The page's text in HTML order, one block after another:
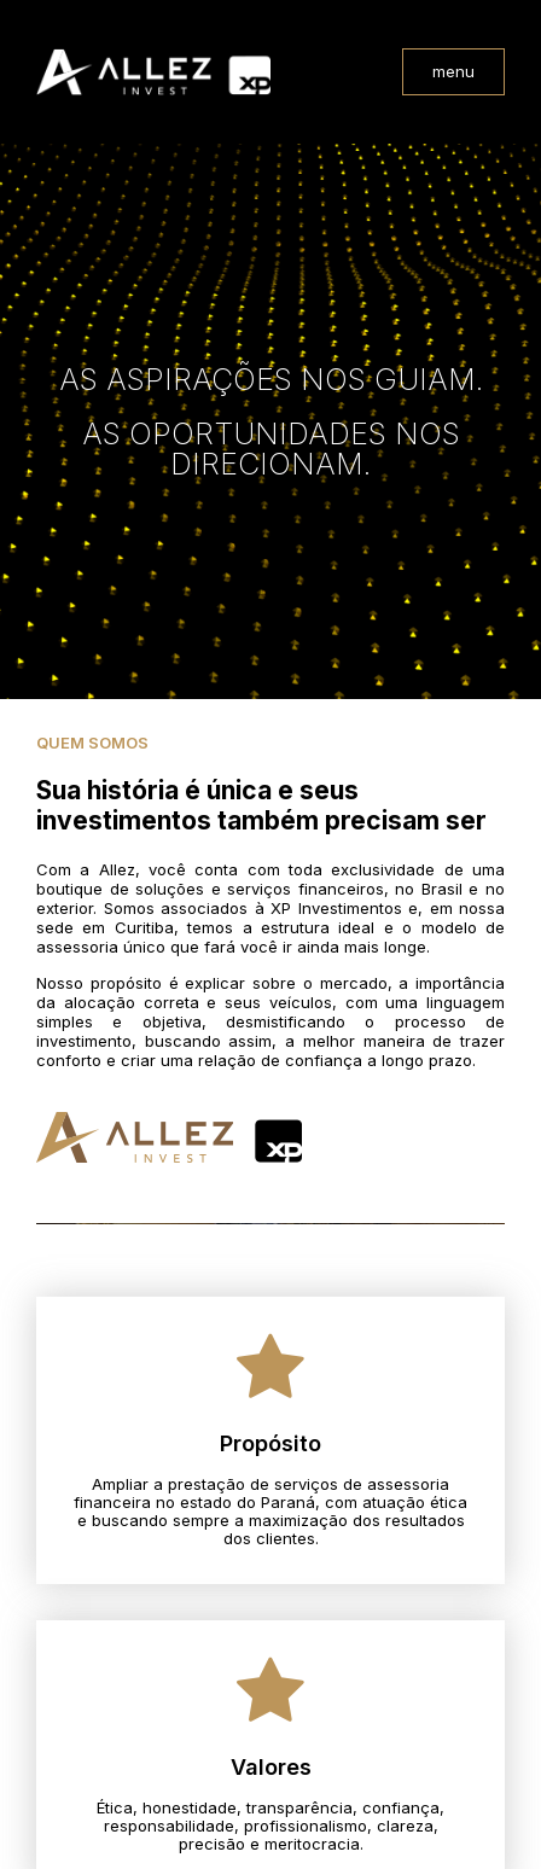
menu
AS ASPIRAÇÕES NOS GUIAM.
AS OPORTUNIDADES NOS
DIRECIONAM.
QUEM SOMOS
Sua história é única e seus
investimentos também precisam ser
Com a Allez, você conta com toda exclusividade de uma
boutique de soluções e serviços financeiros, no Brasil e no
exterior. Somos associados à XP Investimentos e, em nossa
sede em Curitiba, temos a estrutura ideal e o modelo de
assessoria único que fará você ir ainda mais longe.
Nosso propósito é explicar sobre o mercado, a importância
da alocação correta e seus veículos, com uma linguagem
simples e objetiva, desmistificando o processo de
investimento, buscando assim, a melhor maneira de trazer
conforto e criar uma relação de confiança a longo prazo.
Propósito
Ampliar a prestação de serviços de assessoria
financeira no estado do Paraná, com atuação ética
e buscando sempre a maximização dos resultados
dos clientes.
Valores
Ética, honestidade, transparência, confiança,
responsabilidade, profissionalismo, clareza,
precisão e meritocracia.​